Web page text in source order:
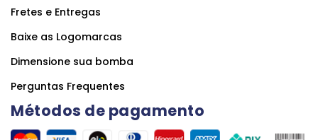
Fretes e Entregas
Baixe as Logomarcas
Dimensione sua bomba
Perguntas Frequentes
Métodos de pagamento